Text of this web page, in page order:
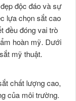
độc đáo và sự
lựa chọn sắt cao
đều đóng vai trò
hoàn mỹ. Dưới
mỹ thuật.
chất lượng cao,
của môi trường.